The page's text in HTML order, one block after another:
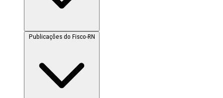
Publicações do Fisco-RN